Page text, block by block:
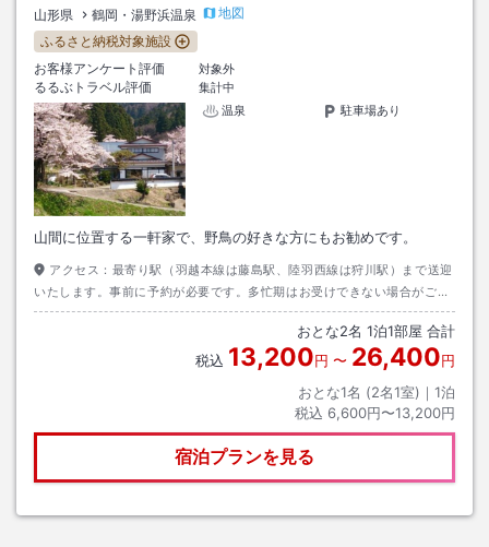
山形県 鶴岡・湯野浜温泉
地図
ふるさと納税対象施設
お客様アンケート評価
対象外
るるぶトラベル評価
集計中
温泉
駐車場あり
山間に位置する一軒家で、野鳥の好きな方にもお勧めです。
アクセス： 最寄り駅（羽越本線は藤島駅、陸羽西線は狩川駅）まで送迎
いたします。事前に予約が必要です。多忙期はお受けできない場合がござ
います。
おとな2名 1泊1部屋 合計
税込 13,200円 〜 26,400円
おとな1名 (2名1室)｜ 1泊
税込 6,600円〜13,200円
宿泊プランを見る